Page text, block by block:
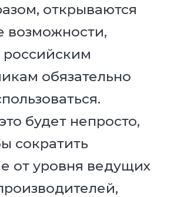
открываются
возможности,
обязательно
будет непросто,
сократить
от уровня ведущих